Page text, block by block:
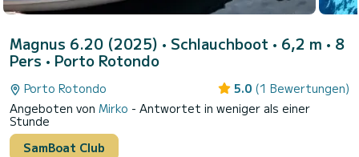
Magnus 6.20 (2025) • Schlauchboot • 6,2 m • 8
Pers • Porto Rotondo
Porto Rotondo 5.0 (1 Bewertungen)
Angeboten von Mirko - Antwortet in weniger als einer
Stunde
SamBoat Club